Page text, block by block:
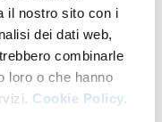
il nostro sito con i
dei dati web,
combinarle
loro o che hanno
Cookie Policy.